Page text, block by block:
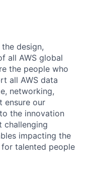
design,
all AWS global
the people who
all AWS data
networking,
ensure our
the innovation
challenging
impacting the
talented people